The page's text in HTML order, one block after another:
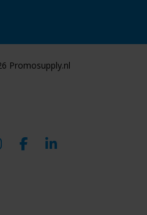
Promosupply.nl